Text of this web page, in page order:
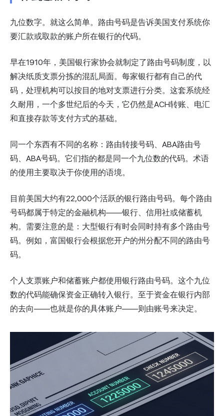
九位数字。就这么简单。路由号码是告诉美国支付系统你
要汇款或取款的账户所在银行的代码。
早在1910年，美国银行家协会就制定了路由号码制度，以
解决纸质支票分拣的混乱局面。每家银行都有自己的代
码，处理机构可以按目的地对支票进行分类。这套系统经
久耐用，一个多世纪后的今天，它仍然是ACH转账、电汇
和直接存款等支付方式的基础。
同一个东西有不同的名称：路由转接号码、ABA路由号
码、ABA号码。它们指的都是同一个九位数的代码。术语
的使用主要取决于你使用的语境。
目前美国大约有22,000个活跃的银行路由号码。每个路由
号码都属于特定的金融机构——银行、信用社或储蓄机
构。需要注意的是：大型银行有时会同时持有多个路由号
码。例如，富国银行会根据您开户的州分配不同的路由号
码。
个人支票账户和储蓄账户都使用银行路由号码。这个九位
数的代码能确保资金正确转入银行。至于资金在银行内部
的去向——也就是你的具体账户——则由账号来决定。